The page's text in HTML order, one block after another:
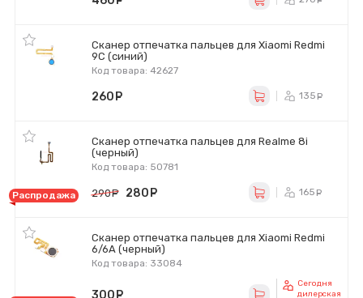
Сканер отпечатка пальцев для Xiaomi Redmi
9C (синий)
Код товара: 42627
260 135
Сканер отпечатка пальцев для Realme 8i
(черный)
Код товара: 50781
Распродажа 290 руб.
280 165
Сканер отпечатка пальцев для Xiaomi Redmi
6/6A (черный)
Код товара: 33084
300
Сегодня
дилерская